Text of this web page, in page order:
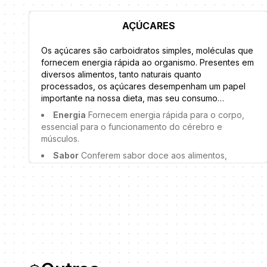
AÇÚCARES
Os açúcares são carboidratos simples, moléculas que
fornecem energia rápida ao organismo. Presentes em
diversos alimentos, tanto naturais quanto
processados, os açúcares desempenham um papel
importante na nossa dieta, mas seu consumo
excessivo pode trazer riscos à saúde. Em
suplementos, açúcares como dextrose, maltodextrina,
frutose e sacarose são frequentemente adicionados
rápida, especialmente em produtos voltados para
atletas e praticantes de atividades físicas. No entanto,
de açúcares presentes nos suplementos para fazer
escolhas conscientes e evitar o consumo excessivo.
Confira as principais funções dos açúcares:
Energia Fornecem energia rápida para o corpo,
essencial para o funcionamento do cérebro e
músculos.
Sabor Conferem sabor doce aos alimentos,
tornando-os mais palatáveis.
Reserva de energia
O excesso de açúcar é
armazenado como glicogênio no fígado e músculos,
sendo utilizado em momentos de necessidade.